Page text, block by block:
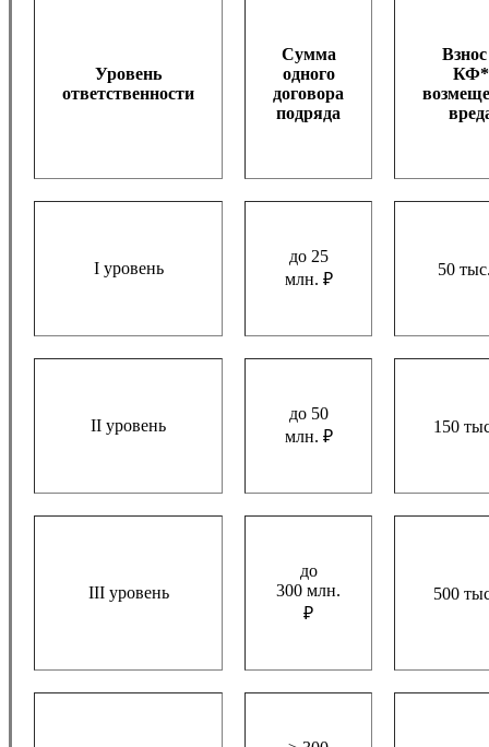
Уровень
ответственности
Сумма
одного
договора
подряда
КФ*
I уровень
до 25
млн. ₽
50
II уровень
до 50
млн. ₽
150
III уровень
до
300 млн.
₽
500